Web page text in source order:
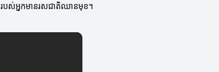
បរបស់អ្នកមានរសជាតិឈានមុខ។